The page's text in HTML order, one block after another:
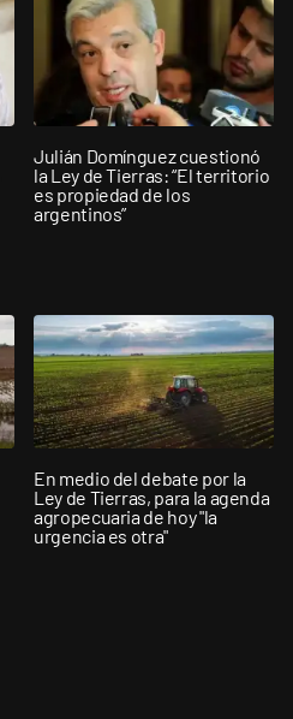
Julián Domínguez cuestionó
la Ley de Tierras: “El territorio
es propiedad de los
argentinos”
En medio del debate por la
Ley de Tierras, para la agenda
agropecuaria de hoy "la
urgencia es otra"